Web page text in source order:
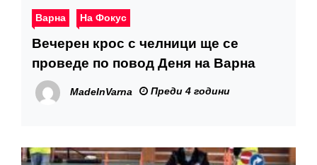
Варна На Фокус
Вечерен крос с челници ще се
проведе по повод Деня на Варна
MadeInVarna Преди 4 години